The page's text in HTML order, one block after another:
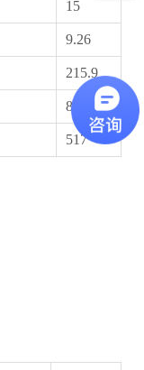
15
9.26
215.9
857
517